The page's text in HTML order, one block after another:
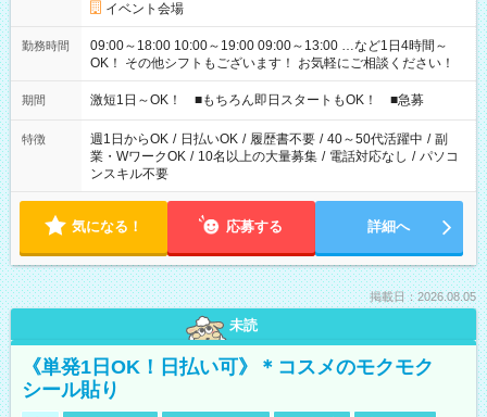
イベント会場
勤務時間
09:00～18:00 10:00～19:00 09:00～13:00 …など1日4時間～
OK！ その他シフトもございます！ お気軽にご相談ください！
期間 激短1日～OK！ ■もちろん即日スタートもOK！ ■急募
特徴 週1日からOK / 日払いOK / 履歴書不要 / 40～50代活躍中 / 副
業・WワークOK / 10名以上の大量募集 / 電話対応なし / パソコ
ンスキル不要
気になる！ 応募する 詳細へ
掲載日：2026.08.05
未読
《単発1日OK！日払い可》＊コスメのモクモク
シール貼り